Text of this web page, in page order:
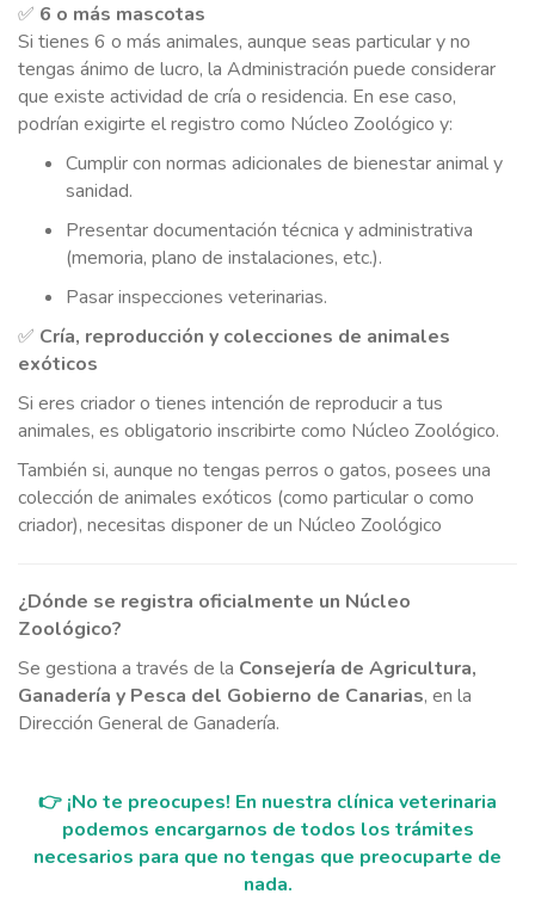
BLOG ARIVET
SUBVENCIONES
CITA Y CONTACTO
LLAMAR AHORA
✅ 6 o más mascotas
Si tienes 6 o más animales, aunque seas particular y no
tengas ánimo de lucro, la Administración puede considerar
que existe actividad de cría o residencia. En ese caso,
podrían exigirte el registro como Núcleo Zoológico y:
Cumplir con normas adicionales de bienestar animal y
sanidad.
Presentar documentación técnica y administrativa
(memoria, plano de instalaciones, etc.).
Pasar inspecciones veterinarias.
✅ Cría, reproducción y colecciones de animales
exóticos
Si eres criador o tienes intención de reproducir a tus
animales, es obligatorio inscribirte como Núcleo Zoológico.
También si, aunque no tengas perros o gatos, posees una
colección de animales exóticos (como particular o como
criador), necesitas disponer de un Núcleo Zoológico
¿Dónde se registra oficialmente un Núcleo
Zoológico?
Se gestiona a través de la Consejería de Agricultura,
Ganadería y Pesca del Gobierno de Canarias, en la
Dirección General de Ganadería.
👉 ¡No te preocupes! En nuestra clínica veterinaria
podemos encargarnos de todos los trámites
necesarios para que no tengas que preocuparte de
nada.